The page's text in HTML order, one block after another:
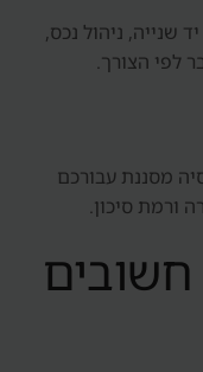
שנייה, ניהול נכס,
לפי הצורך.
מסננת עבורכם
ורמת סיכון.
חשובים